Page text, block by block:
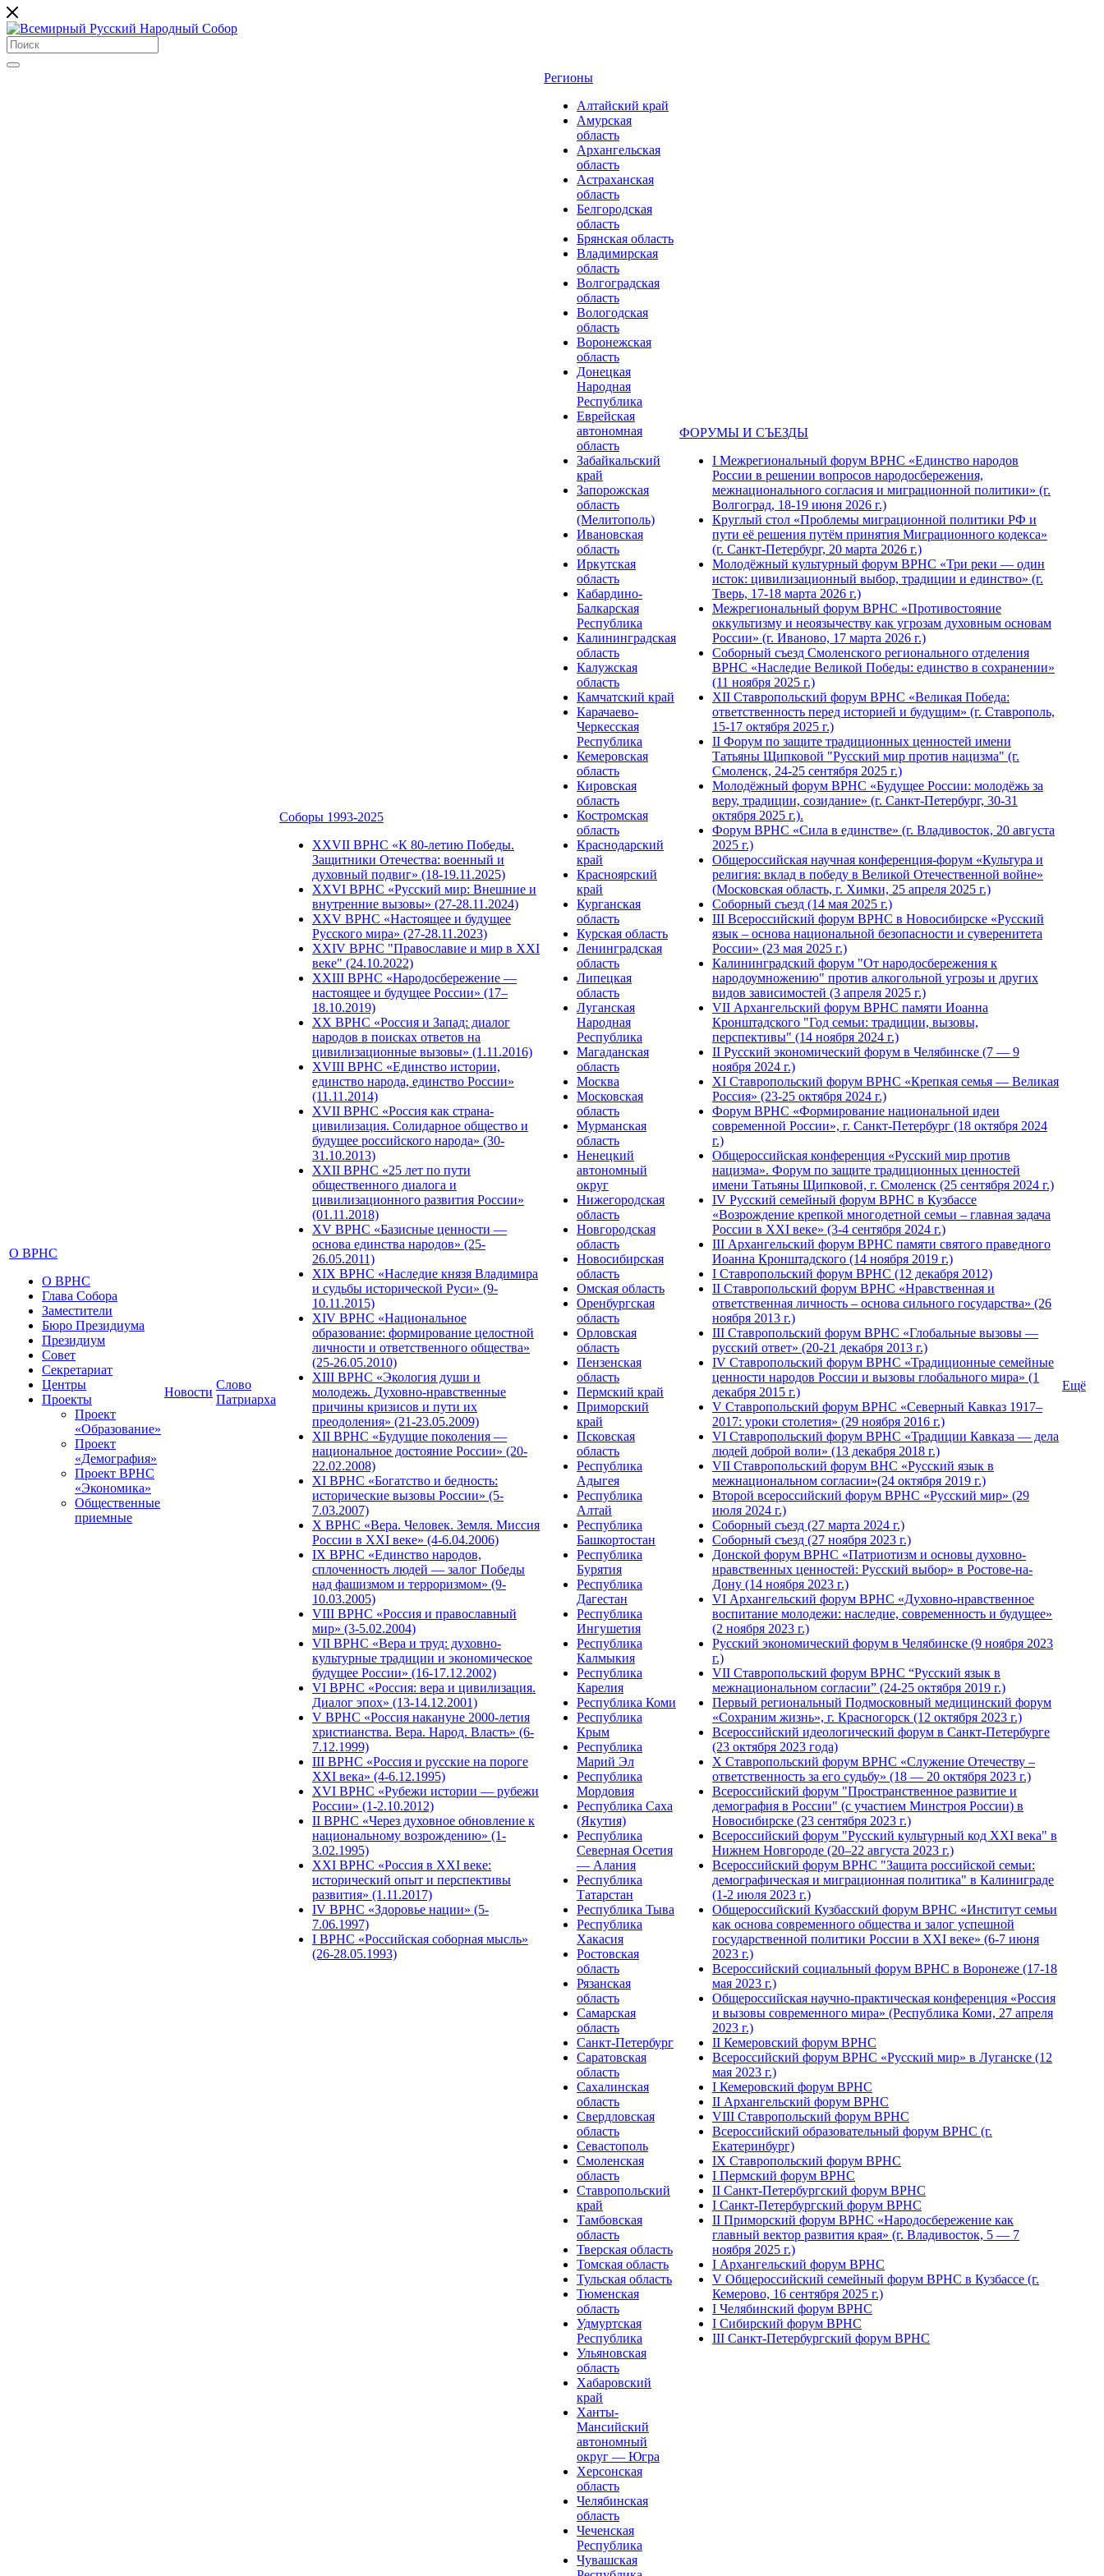
О ВРНС
О ВРНС
Глава Собора
Заместители
Бюро Президиума
Президиум
Совет
Секретариат
Центры
Проекты
Проект
«Образование»
Проект
«Демография»
Проект ВРНС
«Экономика»
Общественные
приемные
Новости
Слово
Патриарха
Соборы 1993-2025
ХХVII ВРНС «К 80-летию Победы.
Защитники Отечества: военный и
духовный подвиг» (18-19.11.2025)
XXVI ВРНС «Русский мир: Внешние и
внутренние вызовы» (27-28.11.2024)
XXV ВРНС «Настоящее и будущее
Русского мира» (27-28.11.2023)
XXIV ВРНС "Православие и мир в XXI
веке" (24.10.2022)
XXIII ВРНС «Народосбережение —
настоящее и будущее России» (17–
18.10.2019)
XX ВРНС «Россия и Запад: диалог
народов в поисках ответов на
цивилизационные вызовы» (1.11.2016)
XVIII ВРНС «Единство истории,
единство народа, единство России»
(11.11.2014)
XVII ВРНС «Россия как страна-
цивилизация. Солидарное общество и
будущее российского народа» (30-
31.10.2013)
XXII ВРНС «25 лет по пути
общественного диалога и
цивилизационного развития России»
(01.11.2018)
XV ВРНС «Базисные ценности —
основа единства народов» (25-
26.05.2011)
XIX ВРНС «Наследие князя Владимира
и судьбы исторической Руси» (9-
10.11.2015)
XIV ВРНС «Национальное
образование: формирование целостной
личности и ответственного общества»
(25-26.05.2010)
XIII ВРНС «Экология души и
молодежь. Духовно-нравственные
причины кризисов и пути их
преодоления» (21-23.05.2009)
XII ВРНС «Будущие поколения —
национальное достояние России» (20-
22.02.2008)
XI ВРНС «Богатство и бедность:
исторические вызовы России» (5-
7.03.2007)
X ВРНС «Вера. Человек. Земля. Миссия
России в XXI веке» (4-6.04.2006)
IX ВРНС «Единство народов,
сплоченность людей — залог Победы
над фашизмом и терроризмом» (9-
10.03.2005)
VIII ВРНС «Россия и православный
мир» (3-5.02.2004)
VII ВРНС «Вера и труд: духовно-
культурные традиции и экономическое
будущее России» (16-17.12.2002)
VI ВРНС «Россия: вера и цивилизация.
Диалог эпох» (13-14.12.2001)
V ВРНС «Россия накануне 2000-летия
христианства. Вера. Народ. Власть» (6-
7.12.1999)
III ВРНС «Россия и русские на пороге
XXI века» (4-6.12.1995)
XVI ВРНС «Рубежи истории — рубежи
России» (1-2.10.2012)
II ВРНС «Через духовное обновление к
национальному возрождению» (1-
3.02.1995)
XХI ВРНС «Россия в XXI веке:
исторический опыт и перспективы
развития» (1.11.2017)
IV ВРНС «Здоровье нации» (5-
7.06.1997)
I ВРНС «Российская соборная мысль»
(26-28.05.1993)
Регионы
Алтайский край
Амурская
область
Архангельская
область
Астраханская
область
Белгородская
область
Брянская область
Владимирская
область
Волгоградская
область
Вологодская
область
Воронежская
область
Донецкая
Народная
Республика
Еврейская
автономная
область
Забайкальский
край
Запорожская
область
(Мелитополь)
Ивановская
область
Иркутская
область
Кабардино-
Балкарская
Республика
Калининградская
область
Калужская
область
Камчатский край
Карачаево-
Черкесская
Республика
Кемеровская
область
Кировская
область
Костромская
область
Краснодарский
край
Красноярский
край
Курганская
область
Курская область
Ленинградская
область
Липецкая
область
Луганская
Народная
Республика
Магаданская
область
Москва
Московская
область
Мурманская
область
Ненецкий
автономный
округ
Нижегородская
область
Новгородская
область
Новосибирская
область
Омская область
Оренбургская
область
Орловская
область
Пензенская
область
Пермский край
Приморский
край
Псковская
область
Республика
Адыгея
Республика
Алтай
Республика
Башкортостан
Республика
Бурятия
Республика
Дагестан
Республика
Ингушетия
Республика
Калмыкия
Республика
Карелия
Республика Коми
Республика
Крым
Республика
Марий Эл
Республика
Мордовия
Республика Саха
(Якутия)
Республика
Северная Осетия
— Алания
Республика
Татарстан
Республика Тыва
Республика
Хакасия
Ростовская
область
Рязанская
область
Самарская
область
Санкт-Петербург
Саратовская
область
Сахалинская
область
Свердловская
область
Севастополь
Смоленская
область
Ставропольский
край
Тамбовская
область
Тверская область
Томская область
Тульская область
Тюменская
область
Удмуртская
Республика
Ульяновская
область
Хабаровский
край
Ханты-
Мансийский
автономный
округ — Югра
Херсонская
область
Челябинская
область
Чеченская
Республика
Чувашская
ФОРУМЫ И СЪЕЗДЫ
I Межрегиональный форум ВРНС «Единство народов
России в решении вопросов народосбережения,
межнационального согласия и миграционной политики» (г.
Волгоград, 18-19 июня 2026 г.)
Круглый стол «Проблемы миграционной политики РФ и
пути её решения путём принятия Миграционного кодекса»
(г. Санкт-Петербург, 20 марта 2026 г.)
Молодёжный культурный форум ВРНС «Три реки — один
исток: цивилизационный выбор, традиции и единство» (г.
Тверь, 17-18 марта 2026 г.)
Межрегиональный форум ВРНС «Противостояние
оккультизму и неоязычеству как угрозам духовным основам
России» (г. Иваново, 17 марта 2026 г.)
Соборный съезд Смоленского регионального отделения
ВРНС «Наследие Великой Победы: единство в сохранении»
(11 ноября 2025 г.)
XII Ставропольский форум ВРНС «Великая Победа:
ответственность перед историей и будущим» (г. Ставрополь,
15-17 октября 2025 г.)
II Форум по защите традиционных ценностей имени
Татьяны Щипковой "Русский мир против нацизма" (г.
Смоленск, 24-25 сентября 2025 г.)
Молодёжный форум ВРНС «Будущее России: молодёжь за
веру, традиции, созидание» (г. Санкт-Петербург, 30-31
октября 2025 г.).
Форум ВРНС «Сила в единстве» (г. Владивосток, 20 августа
2025 г.)
Общероссийская научная конференция-форум «Культура и
религия: вклад в победу в Великой Отечественной войне»
(Московская область, г. Химки, 25 апреля 2025 г.)
Соборный съезд (14 мая 2025 г.)
III Всероссийский форум ВРНС в Новосибирске «Русский
язык – основа национальной безопасности и суверенитета
России» (23 мая 2025 г.)
Калининградский форум "От народосбережения к
народоумножению" против алкогольной угрозы и других
видов зависимостей (3 апреля 2025 г.)
VII Архангельский форум ВРНС памяти Иоанна
Кронштадского "Год семьи: традиции, вызовы,
перспективы" (14 ноября 2024 г.)
II Русский экономический форум в Челябинске (7 — 9
ноября 2024 г.)
ХI Ставропольский форум ВРНС «Крепкая семья — Великая
Россия» (23-25 октября 2024 г.)
Форум ВРНС «Формирование национальной идеи
современной России», г. Санкт-Петербург (18 октября 2024
г.)
Общероссийская конференция «Русский мир против
нацизма». Форум по защите традиционных ценностей
имени Татьяны Щипковой, г. Смоленск (25 сентября 2024 г.)
IV Русский семейный форум ВРНС в Кузбассе
«Возрождение крепкой многодетной семьи – главная задача
России в XXI веке» (3-4 сентября 2024 г.)
III Архангельский форум ВРНС памяти святого праведного
Иоанна Кронштадского (14 ноября 2019 г.)
I Ставропольский форум ВРНС (12 декабря 2012)
II Ставропольский форум ВРНС «Нравственная и
ответственная личность – основа сильного государства» (26
ноября 2013 г.)
III Ставропольский форум ВРНС «Глобальные вызовы —
русский ответ» (20-21 декабря 2013 г.)
IV Ставропольский форум ВРНС «Традиционные семейные
ценности народов России и вызовы глобального мира» (1
декабря 2015 г.)
V Ставропольский форум ВРНС «Северный Кавказ 1917–
2017: уроки столетия» (29 ноября 2016 г.)
VI Ставропольский форум ВРНС «Традиции Кавказа — дела
людей доброй воли» (13 декабря 2018 г.)
VII Ставропольский форум ВHС «Русский язык в
межнациональном согласии»(24 октября 2019 г.)
Второй всероссийский форум ВРНС «Русский мир» (29
июля 2024 г.)
Соборный съезд (27 марта 2024 г.)
Соборный съезд (27 ноября 2023 г.)
Донской форум ВРНС «Патриотизм и основы духовно-
нравственных ценностей: Русский выбор» в Ростове-на-
Дону (14 ноября 2023 г.)
VI Архангельский форум ВРНС «Духовно-нравственное
воспитание молодежи: наследие, современность и будущее»
(2 ноября 2023 г.)
Русский экономический форум в Челябинске (9 ноября 2023
г.)
VII Ставропольский форум ВРНС “Русский язык в
межнациональном согласии” (24-25 октября 2019 г.)
Первый региональный Подмосковный медицинский форум
«Сохраним жизнь», г. Красногорск (12 октября 2023 г.)
Всероссийский идеологический форум в Санкт-Петербурге
(23 октября 2023 года)
X Ставропольский форум ВРНС «Служение Отечеству –
ответственность за его судьбу» (18 — 20 октября 2023 г.)
Всероссийский форум "Пространственное развитие и
демография в России" (с участием Минстроя России) в
Новосибирске (23 сентября 2023 г.)
Всероссийский форум "Русский культурный код XXI века" в
Нижнем Новгороде (20–22 августа 2023 г.)
Всероссийский форум ВРНС "Защита российской семьи:
демографическая и миграционная политика" в Калиниграде
(1-2 июля 2023 г.)
Общероссийский Кузбасский форум ВРНС «Институт семьи
как основа современного общества и залог успешной
государственной политики России в ХХI веке» (6-7 июня
2023 г.)
Всероссийский социальный форум ВРНС в Воронеже (17-18
мая 2023 г.)
Общероссийская научно-практическая конференция «Россия
и вызовы современного мира» (Республика Коми, 27 апреля
2023 г.)
II Кемеровский форум ВРНС
Всероссийский форум ВРНС «Русский мир» в Луганске (12
мая 2023 г.)
I Кемеровский форум ВРНС
II Архангельский форум ВРНС
VIII Ставропольский форум ВРНС
Всероссийский образовательный форум ВРНС (г.
Екатеринбург)
IX Ставропольский форум ВРНС
I Пермский форум ВРНС
II Санкт-Петербургский форум ВРНС
I Санкт-Петербургский форум ВРНС
II Приморский форум ВРНС «Народосбережение как
главный вектор развития края» (г. Владивосток, 5 — 7
ноября 2025 г.)
I Архангельский форум ВРНС
V Общероссийский семейный форум ВРНС в Кузбассе (г.
Кемерово, 16 сентября 2025 г.)
I Челябинский форум ВРНС
I Сибирский форум ВРНС
III Санкт-Петербургский форум ВРНС
Ещё